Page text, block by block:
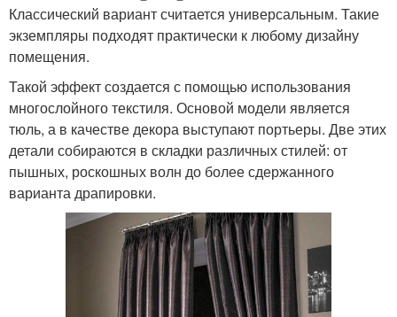
Классический вариант считается универсальным. Такие
экземпляры подходят практически к любому дизайну
помещения.
Такой эффект создается с помощью использования
многослойного текстиля. Основой модели является
тюль, а в качестве декора выступают портьеры. Две этих
детали собираются в складки различных стилей: от
пышных, роскошных волн до более сдержанного
варианта драпировки.